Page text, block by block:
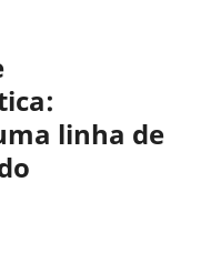
linha de